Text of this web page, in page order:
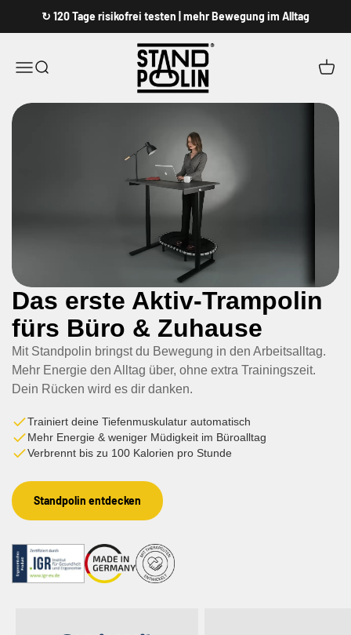
↻ 120 Tage risikofrei testen | mehr Bewegung im Alltag
MenüSuche
Standpolin
Das erste Aktiv-Trampolin
fürs Büro & Zuhause
Mit Standpolin bringst du Bewegung in den Arbeitsalltag.
Mehr Energie den Alltag über, ohne extra Trainingszeit.
Dein Rücken wird es dir danken.
Trainiert deine Tiefenmuskulatur automatisch
Mehr Energie & weniger Müdigkeit im Büroalltag
Verbrennt bis zu 100 Kalorien pro Stunde
Standpolin entdecken